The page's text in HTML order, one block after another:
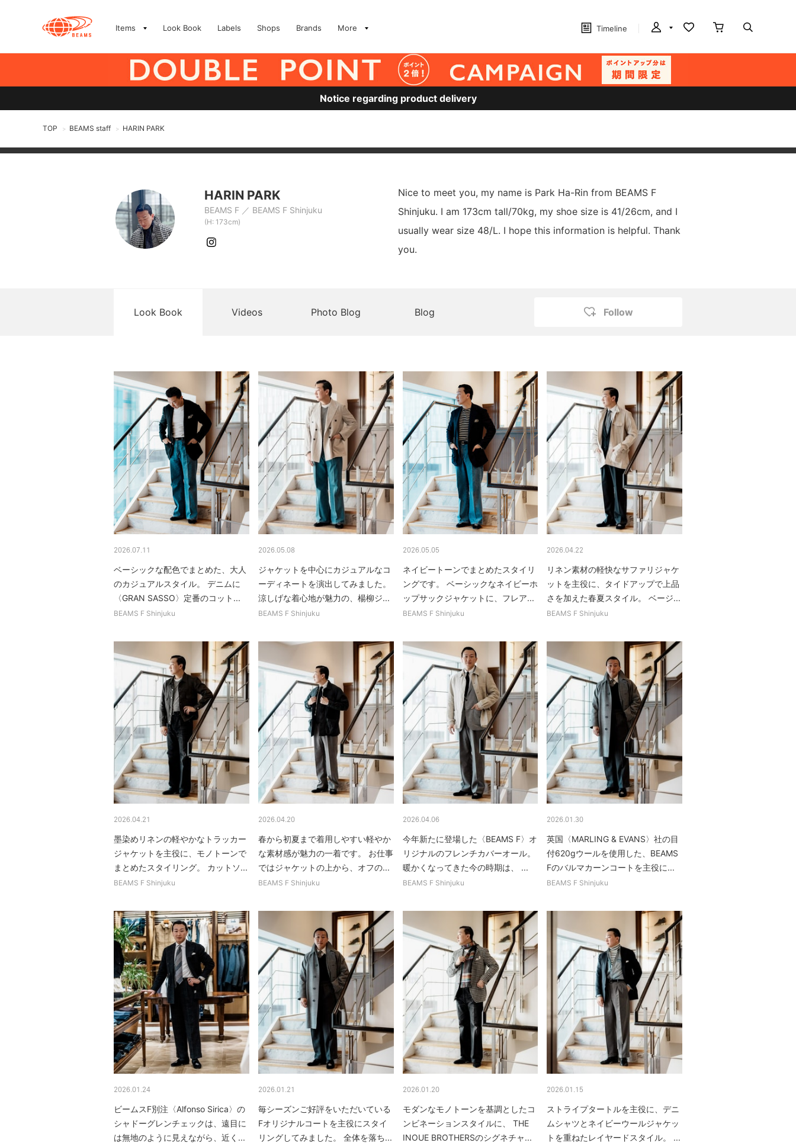
Items Look Book Labels Shops Brands More Timeline
Notice regarding product delivery
TOP > BEAMS staff > HARIN PARK
HARIN PARK
BEAMS F BEAMS F Shinjuku
(H: 173cm)
Nice to meet you, my name is Park Ha-Rin from BEAMS F
Shinjuku. I am 173cm tall/70kg, my shoe size is 41/26cm, and I
usually wear size 48/L. I hope this information is helpful. Thank
you.
Look Book Videos Photo Blog Blog Follow
2026.07.11
ベーシックな配色でまとめた、大人
のカジュアルスタイル。 デニムに
〈GRAN SASSO〉定番のコット...
BEAMS F Shinjuku
2026.05.08
ジャケットを中心にカジュアルなコ
ーディネートを演出してみました。
涼しげな着心地が魅力の、楊柳ジ...
BEAMS F Shinjuku
2026.05.05
ネイビートーンでまとめたスタイリ
ングです。 ベーシックなネイビーホ
ップサックジャケットに、フレア...
BEAMS F Shinjuku
2026.04.22
リネン素材の軽快なサファリジャケ
ットを主役に、タイドアップで上品
さを加えた春夏スタイル。 ベージ...
BEAMS F Shinjuku
2026.04.21
墨染めリネンの軽やかなトラッカー
ジャケットを主役に、モノトーンで
まとめたスタイリング。 カットソ...
BEAMS F Shinjuku
2026.04.20
春から初夏まで着用しやすい軽やか
な素材感が魅力の一着です。 お仕事
ではジャケットの上から、オフの...
BEAMS F Shinjuku
2026.04.06
今年新たに登場した〈BEAMS F〉オ
リジナルのフレンチカバーオール。
暖かくなってきた今の時期は、 ...
BEAMS F Shinjuku
2026.01.30
英国〈MARLING & EVANS〉社の目
付620gウールを使用した、BEAMS
Fのバルマカーンコートを主役に...
BEAMS F Shinjuku
2026.01.24
ビームスF別注〈Alfonso Sirica〉の
シャドーグレンチェックは、遠目に
は無地のように見えながら、近く...
2026.01.21
毎シーズンご好評をいただいている
Fオリジナルコートを主役にスタイ
リングしてみました。 全体を落ち...
2026.01.20
モダンなモノトーンを基調としたコ
ンビネーションスタイルに、 THE
INOUE BROTHERSのシグネチャ...
2026.01.15
ストライプタートルを主役に、デニ
ムシャツとネイビーウールジャケッ
トを重ねたレイヤードスタイル。 ...